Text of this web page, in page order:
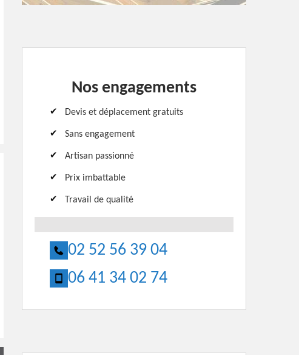
Nos engagements
Devis et déplacement gratuits
Sans engagement
Artisan passionné
Prix imbattable
Travail de qualité
02 52 56 39 04
06 41 34 02 74